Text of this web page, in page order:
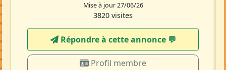
Mise à jour 27/06/26
3820 visites
Répondre à cette annonce 💬​
Profil membre